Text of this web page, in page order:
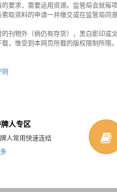
要求，需要运用资源。监管局会就每
取资料的申请一并缴交或在监管局同
刊物外（倘仍有存货），黑白影印或
，惟受到本网页所载的版权限制所限。
则
人专区
人常用快速连结